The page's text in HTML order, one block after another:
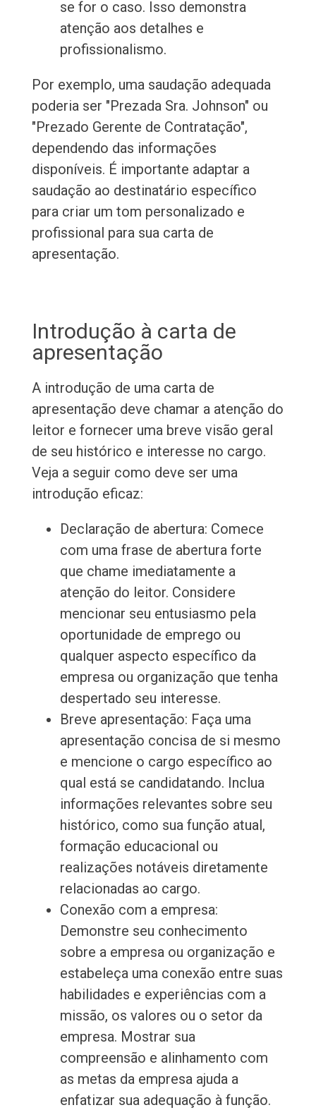
se for o caso. Isso demonstra
atenção aos detalhes e
profissionalismo.
Por exemplo, uma saudação adequada
poderia ser "Prezada Sra. Johnson" ou
"Prezado Gerente de Contratação",
dependendo das informações
disponíveis. É importante adaptar a
saudação ao destinatário específico
para criar um tom personalizado e
profissional para sua carta de
apresentação.
Introdução à carta de
apresentação
A introdução de uma carta de
apresentação deve chamar a atenção do
leitor e fornecer uma breve visão geral
de seu histórico e interesse no cargo.
Veja a seguir como deve ser uma
introdução eficaz:
Declaração de abertura: Comece
com uma frase de abertura forte
que chame imediatamente a
atenção do leitor. Considere
mencionar seu entusiasmo pela
oportunidade de emprego ou
qualquer aspecto específico da
empresa ou organização que tenha
despertado seu interesse.
Breve apresentação: Faça uma
apresentação concisa de si mesmo
e mencione o cargo específico ao
qual está se candidatando. Inclua
informações relevantes sobre seu
histórico, como sua função atual,
formação educacional ou
realizações notáveis diretamente
relacionadas ao cargo.
Conexão com a empresa:
Demonstre seu conhecimento
sobre a empresa ou organização e
estabeleça uma conexão entre suas
habilidades e experiências com a
missão, os valores ou o setor da
empresa. Mostrar sua
compreensão e alinhamento com
as metas da empresa ajuda a
enfatizar sua adequação à função.